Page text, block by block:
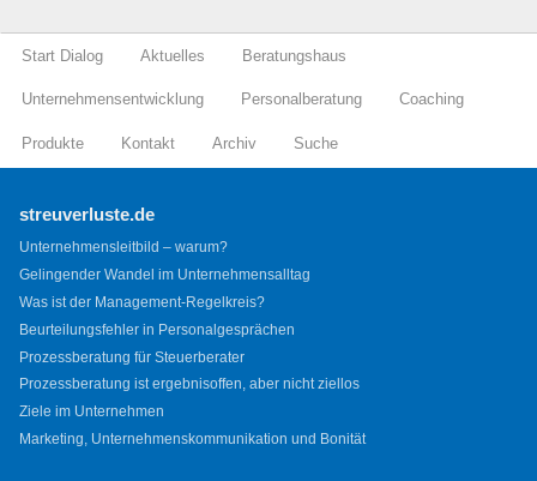
Start Dialog Aktuelles Beratungshaus
Unternehmensentwicklung Personalberatung Coaching
Produkte Kontakt Archiv Suche
streuverluste.de
Unternehmensleitbild – warum?
Gelingender Wandel im Unternehmensalltag
Was ist der Management-Regelkreis?
Beurteilungsfehler in Personalgesprächen
Prozessberatung für Steuerberater
Prozessberatung ist ergebnisoffen, aber nicht ziellos
Ziele im Unternehmen
Marketing, Unternehmenskommunikation und Bonität